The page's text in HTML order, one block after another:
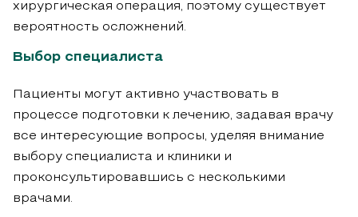
хирургическая операция, поэтому существует
вероятность осложнений.
Выбор специалиста
Пациенты могут активно участвовать в
процессе подготовки к лечению, задавая врачу
все интересующие вопросы, уделяя внимание
выбору специалиста и клиники и
проконсультировавшись с несколькими
врачами.